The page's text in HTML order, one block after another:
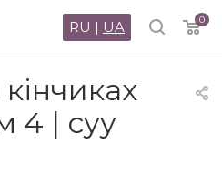
0
RU | UA
4 | суу